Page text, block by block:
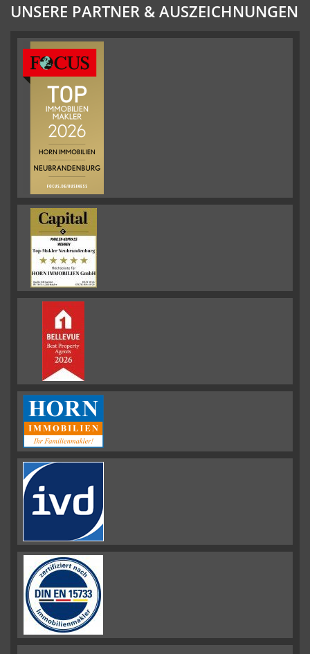
UNSERE PARTNER & AUSZEICHNUNGEN